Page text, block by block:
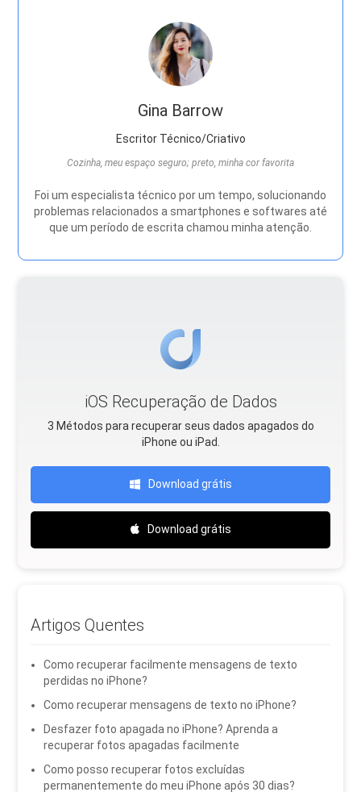
Gina Barrow
Escritor Técnico/Criativo
Cozinha, meu espaço seguro; preto, minha cor favorita
Foi um especialista técnico por um tempo, solucionando
problemas relacionados a smartphones e softwares até
que um período de escrita chamou minha atenção.
iOS Recuperação de Dados
3 Métodos para recuperar seus dados apagados do
iPhone ou iPad.
Download grátis
Download grátis
Artigos Quentes
Como recuperar facilmente mensagens de texto
perdidas no iPhone?
Como recuperar mensagens de texto no iPhone?
Desfazer foto apagada no iPhone? Aprenda a
recuperar fotos apagadas facilmente
Como posso recuperar fotos excluídas
permanentemente do meu iPhone após 30 dias?